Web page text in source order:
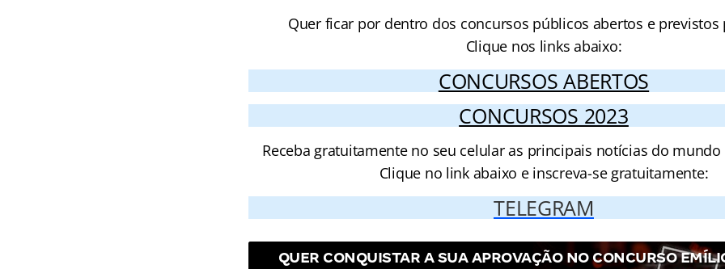
Quer ficar por dentro dos concursos públicos abertos e previstos
Clique nos links abaixo:
CONCURSOS ABERTOS
CONCURSOS 2023
Receba gratuitamente no seu celular as principais notícias do
Clique no link abaixo e inscreva-se gratuitamente:
TELEGRAM
QUER CONQUISTAR A SUA APROVAÇÃO NO CONCURSO